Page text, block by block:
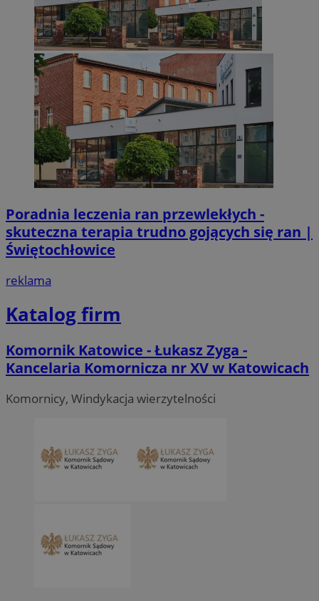
Poradnia leczenia ran przewlekłych -
skuteczna terapia trudno gojących się ran |
Świętochłowice
reklama
Katalog firm
Komornik Katowice - Łukasz Zyga -
Kancelaria Komornicza nr XV w Katowicach
Komornicy, Windykacja wierzytelności